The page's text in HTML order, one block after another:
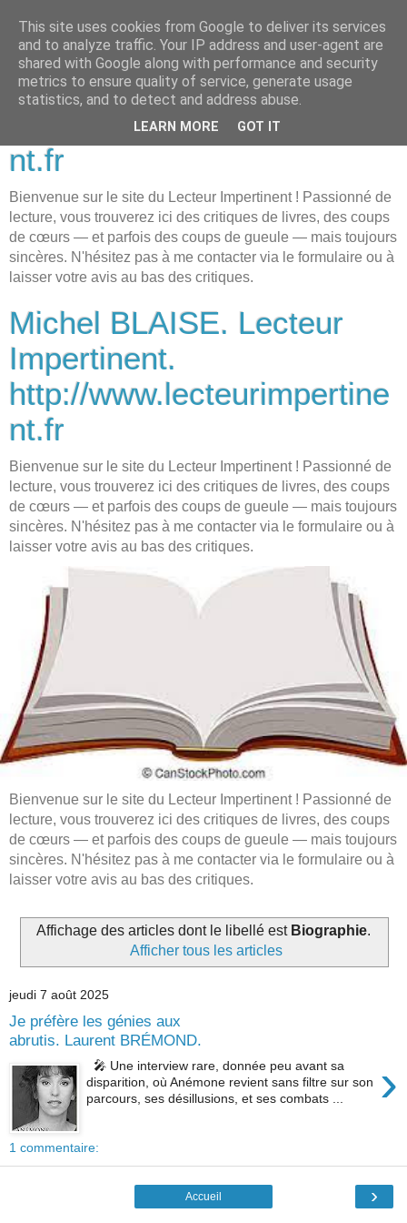
Michel BLAISE. Lecteur
Impertinent.
http://www.lecteurimpertine
nt.fr
Bienvenue sur le site du Lecteur Impertinent ! Passionné de
lecture, vous trouverez ici des critiques de livres, des coups
de cœurs — et parfois des coups de gueule — mais toujours
sincères. N'hésitez pas à me contacter via le formulaire ou à
laisser votre avis au bas des critiques.
Michel BLAISE. Lecteur
Impertinent.
http://www.lecteurimpertine
nt.fr
Bienvenue sur le site du Lecteur Impertinent ! Passionné de
lecture, vous trouverez ici des critiques de livres, des coups
de cœurs — et parfois des coups de gueule — mais toujours
sincères. N'hésitez pas à me contacter via le formulaire ou à
laisser votre avis au bas des critiques.
Bienvenue sur le site du Lecteur Impertinent ! Passionné de
lecture, vous trouverez ici des critiques de livres, des coups
de cœurs — et parfois des coups de gueule — mais toujours
sincères. N'hésitez pas à me contacter via le formulaire ou à
laisser votre avis au bas des critiques.
Affichage des articles dont le libellé est Biographie.
Afficher tous les articles
jeudi 7 août 2025
Je préfère les génies aux
abrutis. Laurent BRÉMOND.
›
🎤 Une interview rare, donnée peu avant sa
disparition, où Anémone revient sans filtre sur son
parcours, ses désillusions, et ses combats ...
1 commentaire:
›
Accueil
This site uses cookies from Google to deliver its services
and to analyze traffic. Your IP address and user-agent are
shared with Google along with performance and security
metrics to ensure quality of service, generate usage
statistics, and to detect and address abuse.
LEARN MORE GOT IT